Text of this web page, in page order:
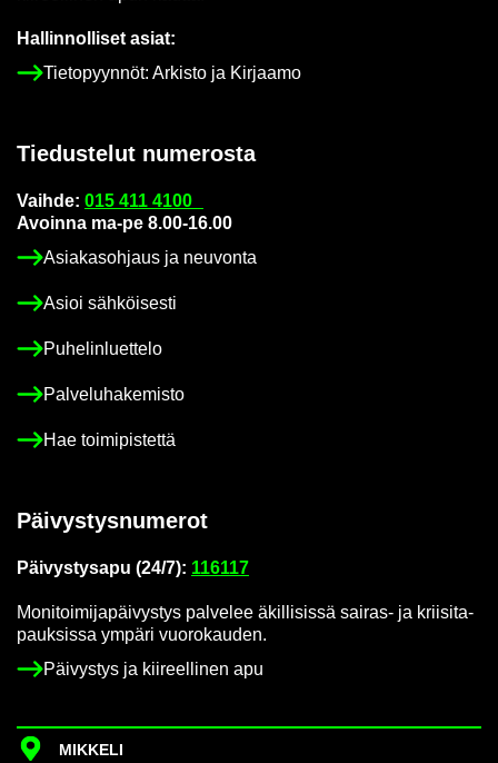
Hal­lin­nol­li­set asiat:
Tie­to­pyyn­nöt: Ar­kis­to ja Kir­jaa­mo
Tie­dus­te­lut nu­me­ros­ta
Vaih­de: 015 411 4100
Avoin­na ma-pe 8.00-16.00
Asia­kas­oh­jaus ja neu­von­ta
Asioi säh­köi­ses­ti
Pu­he­lin­luet­te­lo
Pal­ve­lu­ha­ke­mis­to
Hae toi­mi­pis­tet­tä
Päi­vys­tys­nu­me­rot
Päi­vys­tys­a­pu (24/7): 116117
Mo­ni­toi­mi­ja­päi­vys­tys pal­ve­lee äkil­li­sis­sä sairas-​ ja krii­si­ta­
pauk­sis­sa ym­pä­ri vuo­ro­kau­den.
Päi­vys­tys ja kii­reel­li­nen apu
MIK­KE­LI